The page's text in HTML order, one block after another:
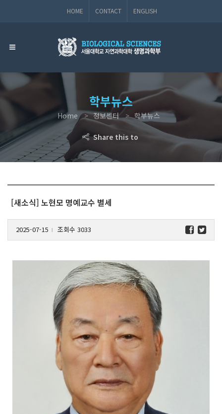
HOME CONTACT ENGLISH
학부뉴스
Home 정보센터 학부뉴스
Share this to
[새소식] 노현모 명예교수 별세
2025-07-15 l 조회수 3033